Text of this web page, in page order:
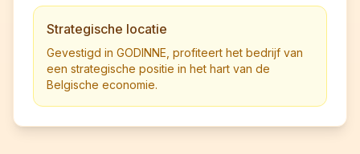
Strategische locatie
Gevestigd in GODINNE, profiteert het bedrijf van
een strategische positie in het hart van de
Belgische economie.